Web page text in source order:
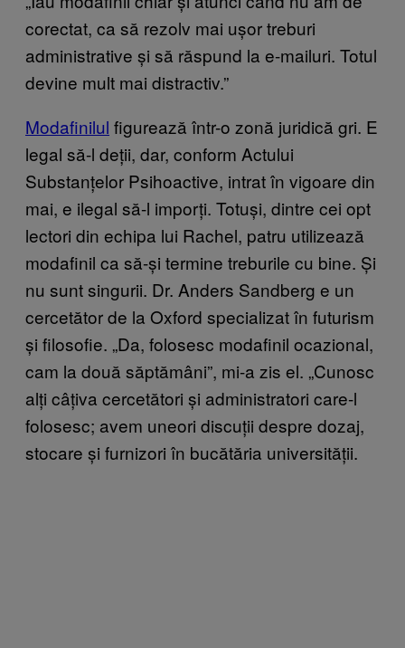
corectat, ca să rezolv mai ușor treburi
administrative și să răspund la e-mailuri. Totul
devine mult mai distractiv.”
Modafinilul figurează într-o zonă juridică gri. E
legal să-l deții, dar, conform Actului
Substanțelor Psihoactive, intrat în vigoare din
mai, e ilegal să-l imporți. Totuși, dintre cei opt
lectori din echipa lui Rachel, patru utilizează
modafinil ca să-și termine treburile cu bine. Și
nu sunt singurii. Dr. Anders Sandberg e un
cercetător de la Oxford specializat în futurism
și filosofie. „Da, folosesc modafinil ocazional,
cam la două săptămâni”, mi-a zis el. „Cunosc
alți câțiva cercetători și administratori care-l
folosesc; avem uneori discuții despre dozaj,
stocare și furnizori în bucătăria universității.